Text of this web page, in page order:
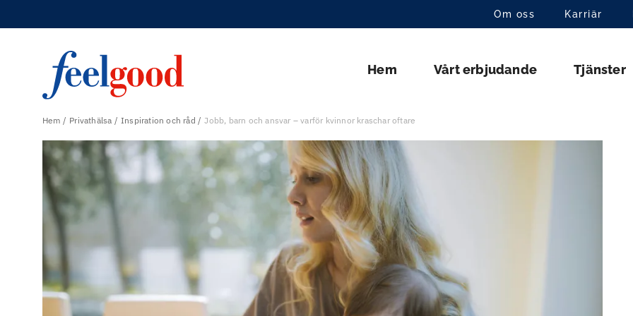
Om oss Karriär
Hem Vårt erbjudande Tjänster
Hem Privathälsa Inspiration och råd Jobb, barn och ansvar – varför kvinnor kraschar oftare